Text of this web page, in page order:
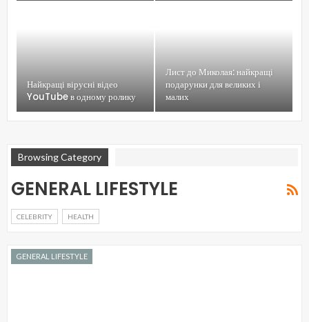
Найкращі вірусні відео
YouTube в одному ролику
Лист до Миколая: найкращі
подарунки для великих і
малих
Browsing Category
GENERAL LIFESTYLE
CELEBRITY HEALTH
GENERAL LIFESTYLE